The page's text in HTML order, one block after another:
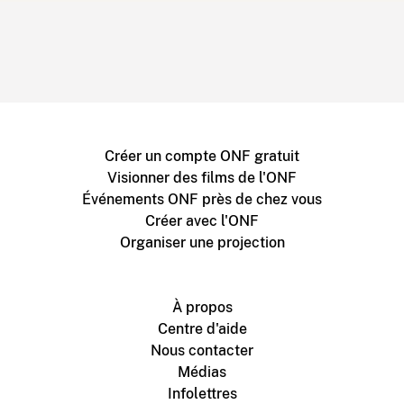
Créer un compte ONF gratuit
Visionner des films de l'ONF
Événements ONF près de chez vous
Créer avec l'ONF
Organiser une projection
À propos
Centre d'aide
Nous contacter
Médias
Infolettres